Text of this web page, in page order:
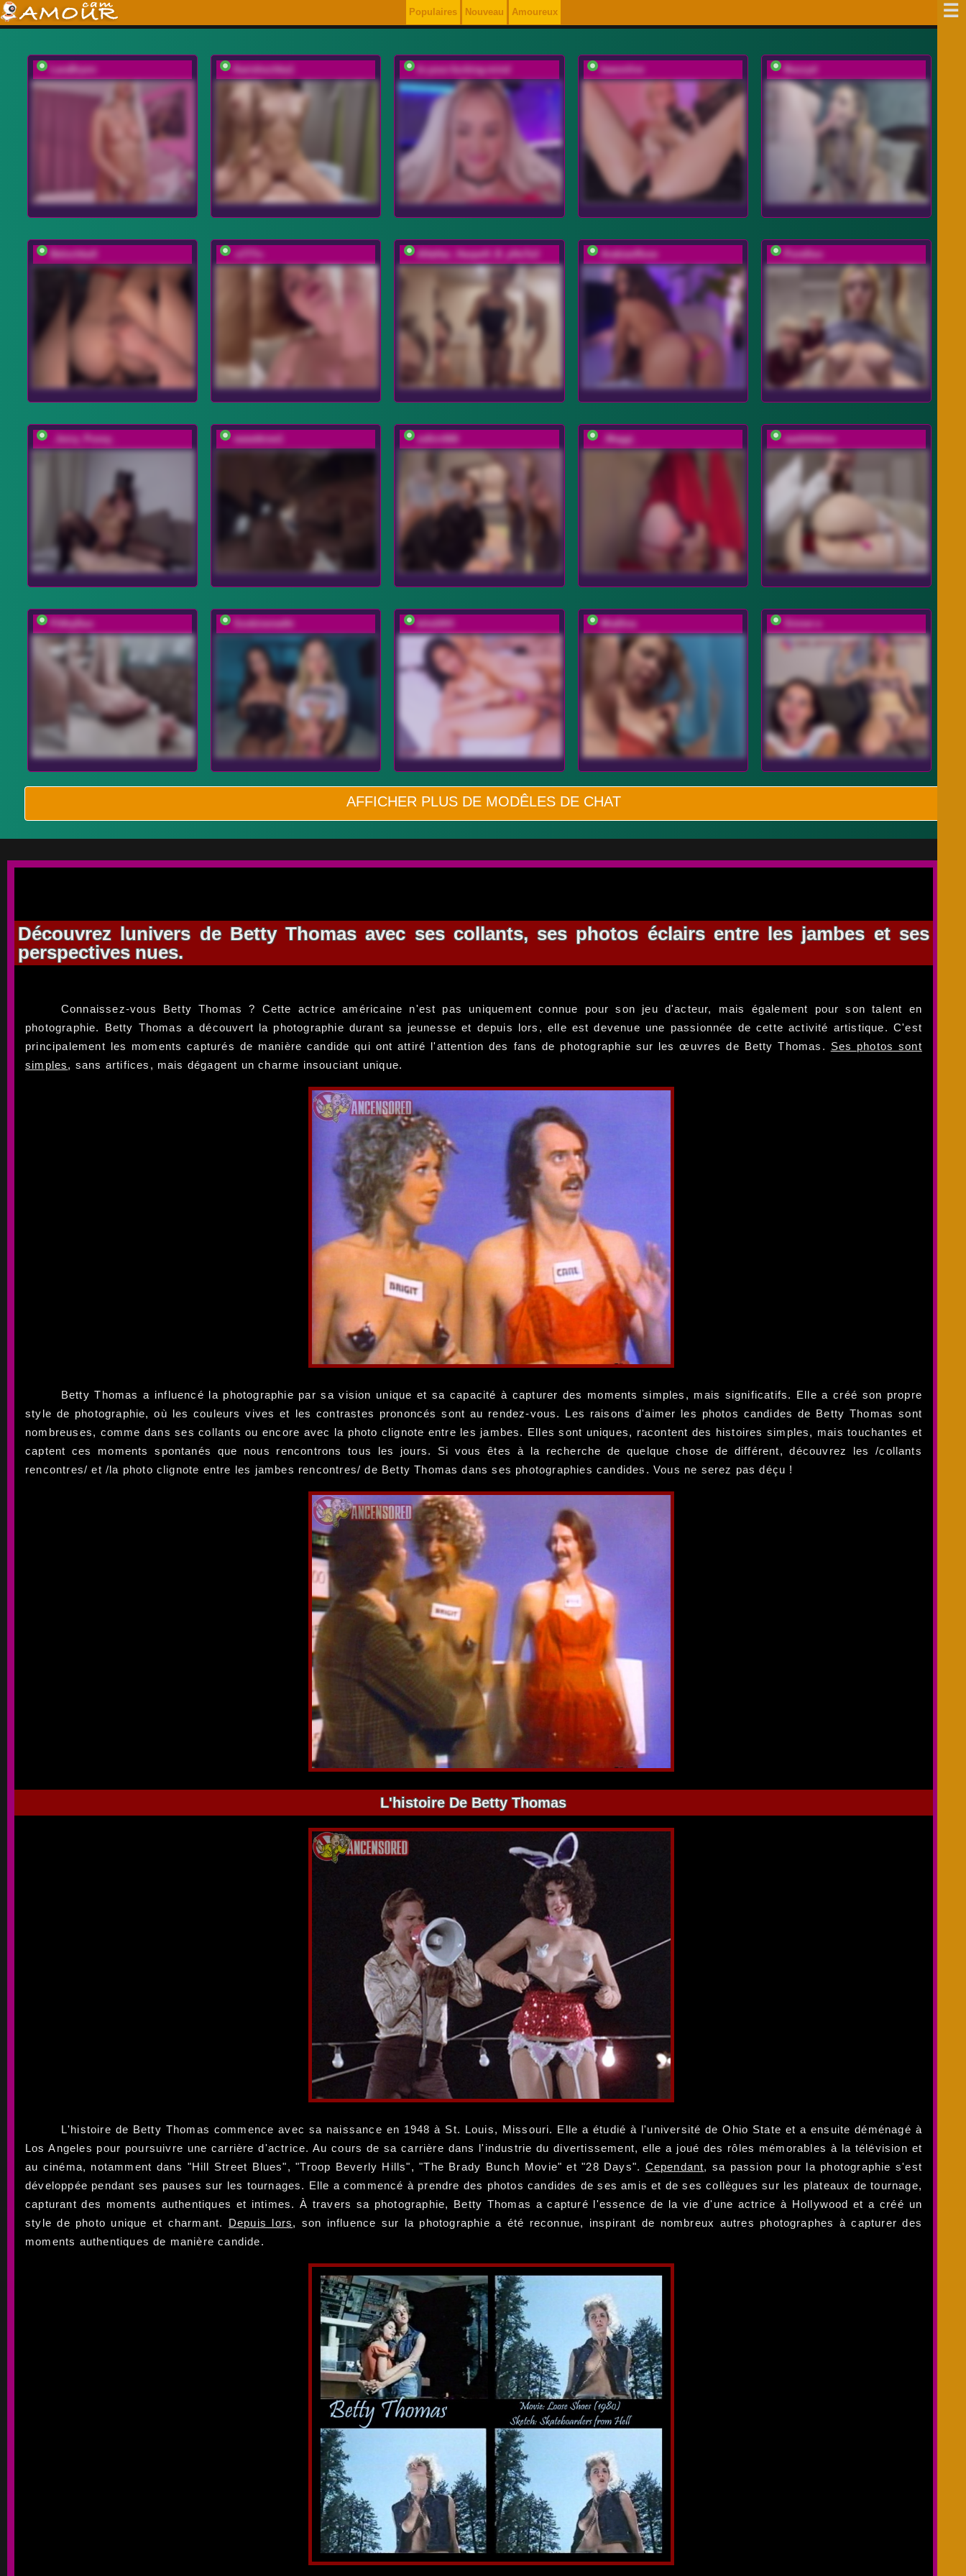
Populaires Nouveau Amoureux
LaraBrynn Karishochka1 In-your-fucking-mind baeonlive Buzzyd
BelochkaX AHaHac_HaxpeH_B_yHuTa3 ArabianRose PureDuo
_Juicy_Pussy_ sweettrow1 zefirrr666 _Meggi_ sashhhkino
FilthyDuo Soskinerealki bils2203 MiaDiva Sinner-s
AFFICHER PLUS DE MODÊLES DE CHAT
Découvrez lunivers de Betty Thomas avec ses collants, ses photos éclairs entre les jambes et ses
perspectives nues.
Connaissez-vous Betty Thomas ? Cette actrice américaine n'est pas uniquement connue pour son jeu d'acteur, mais également pour son talent en
photographie. Betty Thomas a découvert la photographie durant sa jeunesse et depuis lors, elle est devenue une passionnée de cette activité artistique. C'est
principalement les moments capturés de manière candide qui ont attiré l'attention des fans de photographie sur les œuvres de Betty Thomas. Ses photos sont
simples, sans artifices, mais dégagent un charme insouciant unique.
Betty Thomas a influencé la photographie par sa vision unique et sa capacité à capturer des moments simples, mais significatifs. Elle a créé son propre
style de photographie, où les couleurs vives et les contrastes prononcés sont au rendez-vous. Les raisons d'aimer les photos candides de Betty Thomas sont
nombreuses, comme dans ses collants ou encore avec la photo clignote entre les jambes. Elles sont uniques, racontent des histoires simples, mais touchantes et
captent ces moments spontanés que nous rencontrons tous les jours. Si vous êtes à la recherche de quelque chose de différent, découvrez les /collants
rencontres/ et /la photo clignote entre les jambes rencontres/ de Betty Thomas dans ses photographies candides. Vous ne serez pas déçu !
L'histoire De Betty Thomas
L'histoire de Betty Thomas commence avec sa naissance en 1948 à St. Louis, Missouri. Elle a étudié à l'université de Ohio State et a ensuite déménagé à
Los Angeles pour poursuivre une carrière d'actrice. Au cours de sa carrière dans l'industrie du divertissement, elle a joué des rôles mémorables à la télévision et
au cinéma, notamment dans "Hill Street Blues", "Troop Beverly Hills", "The Brady Bunch Movie" et "28 Days". Cependant, sa passion pour la photographie s'est
développée pendant ses pauses sur les tournages. Elle a commencé à prendre des photos candides de ses amis et de ses collègues sur les plateaux de tournage,
capturant des moments authentiques et intimes. À travers sa photographie, Betty Thomas a capturé l'essence de la vie d'une actrice à Hollywood et a créé un
style de photo unique et charmant. Depuis lors, son influence sur la photographie a été reconnue, inspirant de nombreux autres photographes à capturer des
moments authentiques de manière candide.